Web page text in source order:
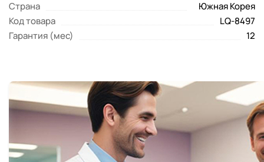
Страна
Южная Корея
Код товара
LQ-8497
Гарантия (мес)
12